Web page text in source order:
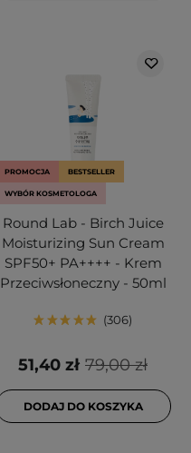
PROMOCJA BESTSELLER
WYBÓR KOSMETOLOGA
Round Lab - Birch Juice
Moisturizing Sun Cream
SPF50+ PA++++ - Krem
Przeciwsłoneczny - 50ml
306
79,00 zł
51,40 zł
DODAJ DO KOSZYKA